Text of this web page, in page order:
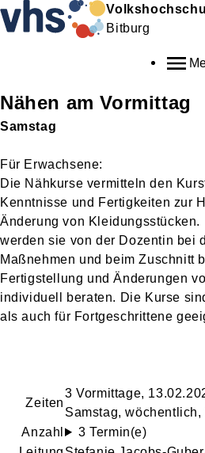
Bitburg
Nähen am Vormittag
Samstag
Für Erwachsene:
Die Nähkurse vermitteln den
Kenntnisse und Fertigkeiten zur
Änderung von Kleidungsstücken.
werden sie von der Dozentin bei
Maßnehmen und beim Zuschnitt
Fertigstellung und Änderungen
individuell beraten. Die Kurse
als auch für Fortgeschrittene
Zeiten
3 Vormittage,
Samstag,
Anzahl
3 Termin(e)